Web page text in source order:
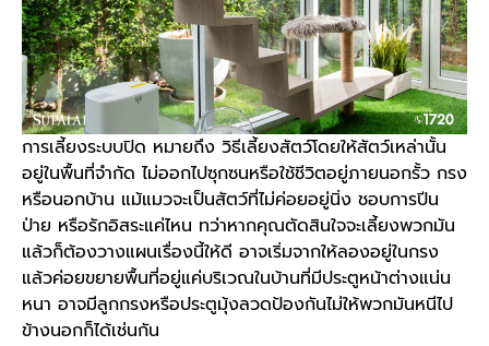
การเลี้ยงระบบปิด หมายถึง วิธีเลี้ยงสัตว์โดยให้สัตว์เหล่านั้น
อยู่ในพื้นที่จำกัด ไม่ออกไปซุกซนหรือใช้ชีวิตอยู่ภายนอกรั้ว กรง
หรือนอกบ้าน แม้แมวจะเป็นสัตว์ที่ไม่ค่อยอยู่นิ่ง ชอบการปีน
ป่าย หรือรักอิสระแค่ไหน ทว่าหากคุณตัดสินใจจะเลี้ยงพวกมัน
แล้วก็ต้องวางแผนเรื่องนี้ให้ดี อาจเริ่มจากให้ลองอยู่ในกรง
แล้วค่อยขยายพื้นที่อยู่แค่บริเวณในบ้านที่มีประตูหน้าต่างแน่น
หนา อาจมีลูกกรงหรือประตูมุ้งลวดป้องกันไม่ให้พวกมันหนีไป
ข้างนอกก็ได้เช่นกัน